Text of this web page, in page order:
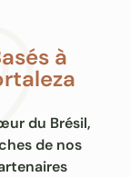
à
du Brésil,
de nos